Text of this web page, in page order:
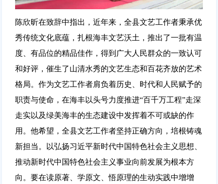
陈欣昕在致辞中指出，近年来，全县文艺工作者秉承优
秀传统文化底蕴，扎根海丰文艺沃土，推出了一批有温
度、有品位的精品佳作，得到广大人民群众的一致认可
和好评，催生了山清水秀的文艺生态和百花齐放的艺术
格局。作为文艺工作者肩负着历史、时代和人民赋予的
职责与使命，在海丰以头号力度推进“百千万工程”走深
走实以及绿美海丰的生态建设中发挥着不可或缺的作
用。他希望，全县文艺工作者坚持正确方向，培根铸魂
新担当。以弘扬习近平新时代中国特色社会主义思想、
推动新时代中国特色社会主义事业向前发展为根本方
向。要在读原著、学原文、悟原理的生动实践中增增